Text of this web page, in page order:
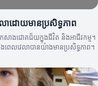
លាដោយមានប្រសិទ្ធភាព
កសាងជោគជ័យក្នុងជីវិត និងអាជីវកម្ម។
ពេលវេលាបានយ៉ាងមានប្រសិទ្ធភាព។